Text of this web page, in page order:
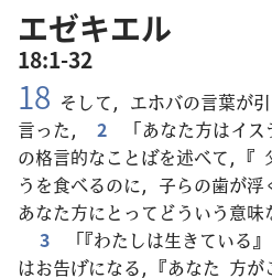
の
書
名
エゼキエル
18:1-32
18 そして，エホバの言葉が引
言った， 2 「あなた方はイス
の格言的なことばを述べて，『
うを食べるのに， 子らの歯が浮
あなた方にとってどういう意味
3
「『わたしは生きている』
はお告げになる，『あなた 方が